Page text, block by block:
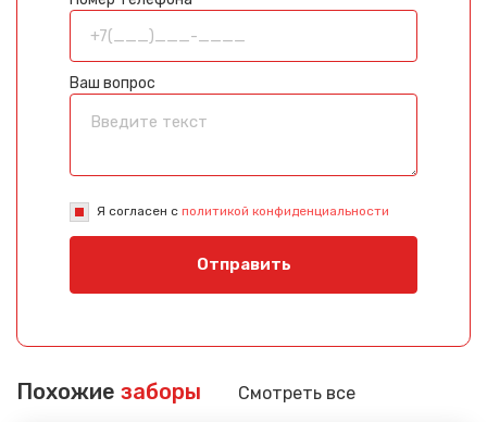
Ваш вопрос
Я согласен с политикой конфиденциальности
Отправить
Похожие заборы Смотреть все